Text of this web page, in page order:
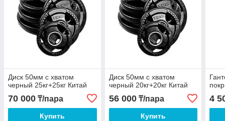
Диск 50мм с хватом
черный 25кг+25кг Китай
70 000 ₸/пара
Купить
Диск 50мм с хватом
черный 20кг+20кг Китай
56 000₸/пара
Купить
4